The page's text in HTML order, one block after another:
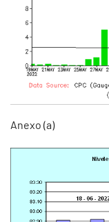
Anexo (a)